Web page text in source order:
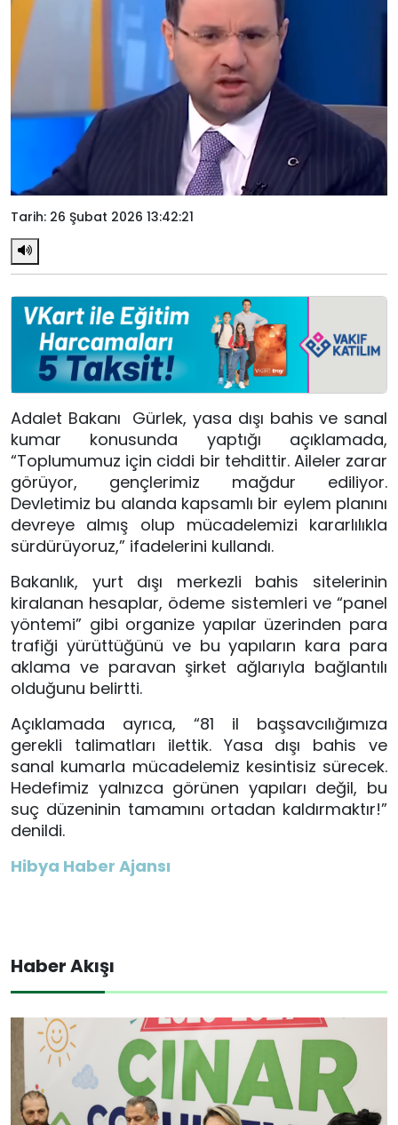
Tarih: 26 Şubat 2026 13:42:21
Adalet Bakanı Gürlek, yasa dışı bahis ve sanal
kumar konusunda yaptığı açıklamada,
“Toplumumuz için ciddi bir tehdittir. Aileler zarar
görüyor, gençlerimiz mağdur ediliyor.
Devletimiz bu alanda kapsamlı bir eylem planını
devreye almış olup mücadelemizi kararlılıkla
sürdürüyoruz,” ifadelerini kullandı.
Bakanlık, yurt dışı merkezli bahis sitelerinin
kiralanan hesaplar, ödeme sistemleri ve “panel
yöntemi” gibi organize yapılar üzerinden para
trafiği yürüttüğünü ve bu yapıların kara para
aklama ve paravan şirket ağlarıyla bağlantılı
olduğunu belirtti.
Açıklamada ayrıca, “81 il başsavcılığımıza
gerekli talimatları ilettik. Yasa dışı bahis ve
sanal kumarla mücadelemiz kesintisiz sürecek.
Hedefimiz yalnızca görünen yapıları değil, bu
suç düzeninin tamamını ortadan kaldırmaktır!”
denildi.
Hibya Haber Ajansı
Haber Akışı